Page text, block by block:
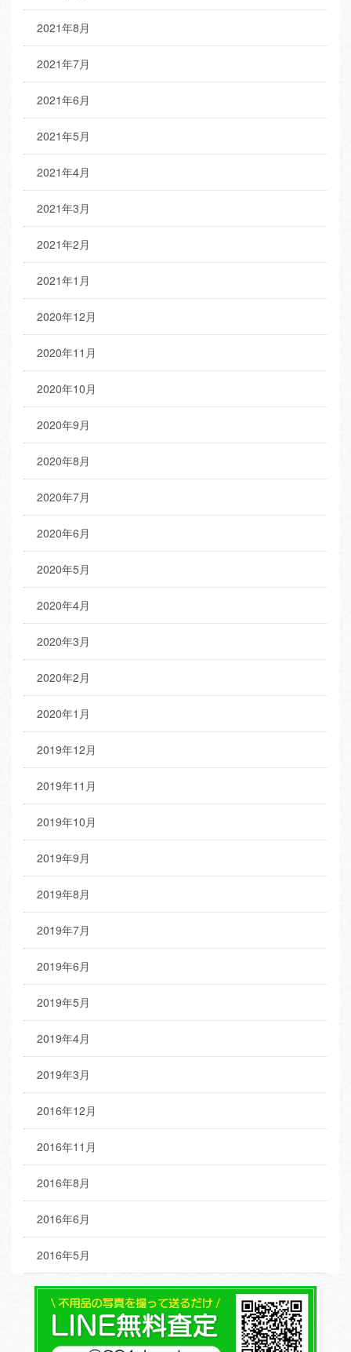
2021年8月
2021年7月
2021年6月
2021年5月
2021年4月
2021年3月
2021年2月
2021年1月
2020年12月
2020年11月
2020年10月
2020年9月
2020年8月
2020年7月
2020年6月
2020年5月
2020年4月
2020年3月
2020年2月
2020年1月
2019年12月
2019年11月
2019年10月
2019年9月
2019年8月
2019年7月
2019年6月
2019年5月
2019年4月
2019年3月
2016年12月
2016年11月
2016年8月
2016年6月
2016年5月